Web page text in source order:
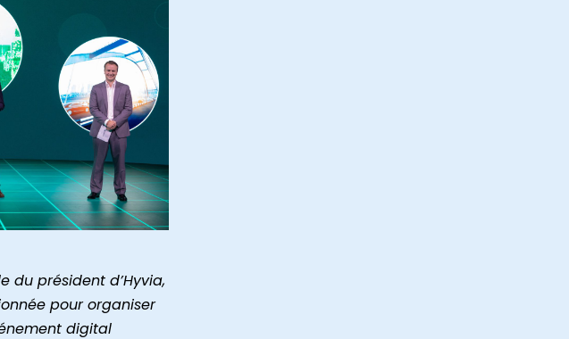
du président d’Hyvia,
pour organiser
digital